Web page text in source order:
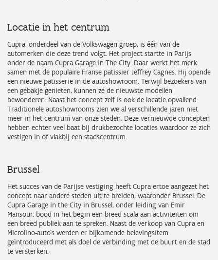
Locatie in het centrum
Cupra, onderdeel van de Volkswagen-groep, is één van de
automerken die deze trend volgt. Het project startte in Parijs
onder de naam Cupra Garage in The City. Daar werkt het merk
samen met de populaire Franse patissier Jeffrey Cagnes. Hij opende
een nieuwe patisserie in de autoshowroom. Terwijl bezoekers van
een gebakje genieten, kunnen ze de nieuwste modellen
bewonderen. Naast het concept zelf is ook de locatie opvallend.
Traditionele autoshowrooms zien we al verschillende jaren niet
meer in het centrum van onze steden. Deze vernieuwde concepten
hebben echter veel baat bij drukbezochte locaties waardoor ze zich
vestigen in of vlakbij een stadscentrum.
Brussel
Het succes van de Parijse vestiging heeft Cupra ertoe aangezet het
concept naar andere steden uit te breiden, waaronder Brussel. De
Cupra Garage in the City in Brussel, onder leiding van Emir
Mansour, bood in het begin een breed scala aan activiteiten om
een breed publiek aan te spreken. Naast de verkoop van Cupra en
Microlino-auto's werden er bijkomende belevingsitem
geïntroduceerd met als doel de verbinding met de buurt en de stad
te versterken.